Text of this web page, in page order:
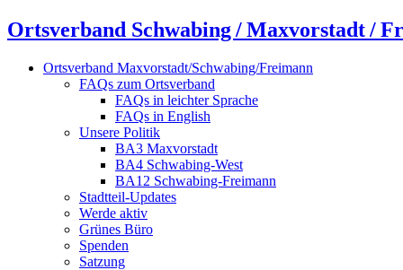
Ortsverband Schwabing / Maxvorstadt ⁠/
Ortsverband Maxvorstadt/Schwabing/Freimann
FAQs zum Ortsverband
FAQs in leichter Sprache
FAQs in English
Unsere Politik
BA3 Maxvorstadt
BA4 Schwabing-West
BA12 Schwabing-Freimann
Stadtteil-Updates
Werde aktiv
Grünes Büro
Spenden
Satzung